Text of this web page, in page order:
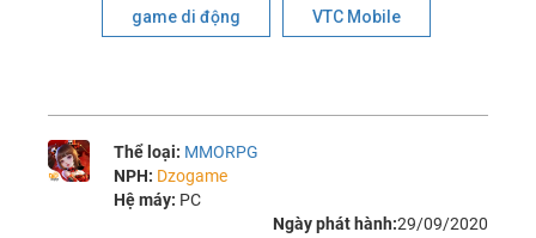
game di động VTC Mobile
Thể loại: MMORPG
NPH: Dzogame
Hệ máy: PC
Ngày phát hành:29/09/2020